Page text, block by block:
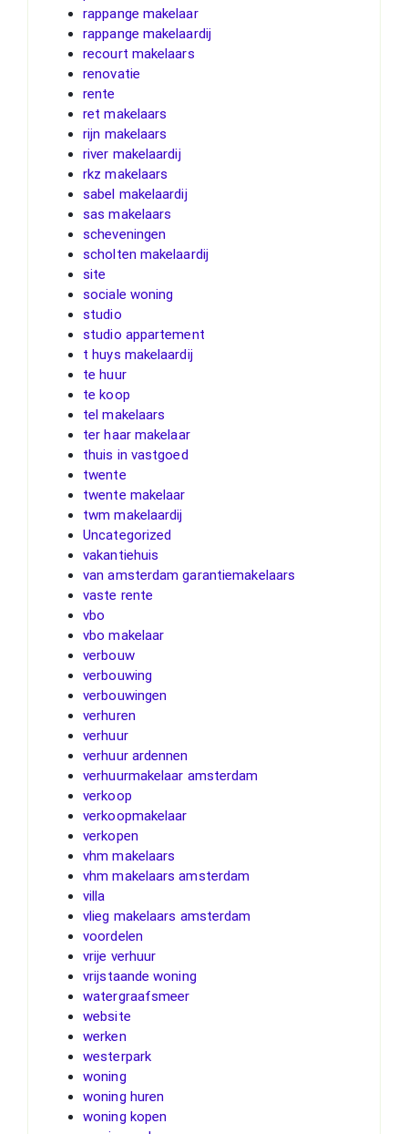
rappange makelaar
rappange makelaardij
recourt makelaars
renovatie
rente
ret makelaars
rijn makelaars
river makelaardij
rkz makelaars
sabel makelaardij
sas makelaars
scheveningen
scholten makelaardij
site
sociale woning
studio
studio appartement
t huys makelaardij
te huur
te koop
tel makelaars
ter haar makelaar
thuis in vastgoed
twente
twente makelaar
twm makelaardij
Uncategorized
vakantiehuis
van amsterdam garantiemakelaars
vaste rente
vbo
vbo makelaar
verbouw
verbouwing
verbouwingen
verhuren
verhuur
verhuur ardennen
verhuurmakelaar amsterdam
verkoop
verkoopmakelaar
verkopen
vhm makelaars
vhm makelaars amsterdam
villa
vlieg makelaars amsterdam
voordelen
vrije verhuur
vrijstaande woning
watergraafsmeer
website
werken
westerpark
woning
woning huren
woning kopen